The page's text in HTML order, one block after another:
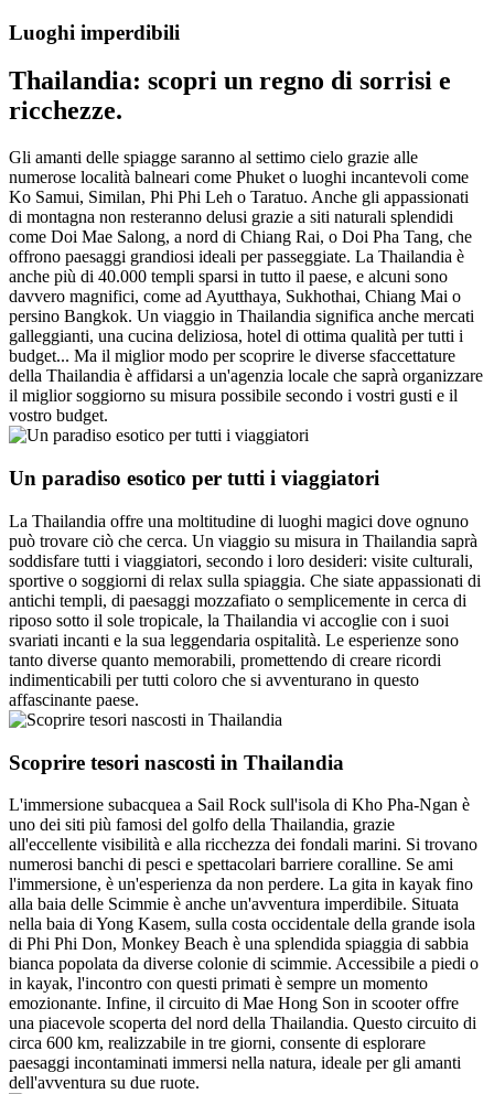
Luoghi imperdibili
Thailandia: scopri un regno di sorrisi e
ricchezze.
Gli amanti delle spiagge saranno al settimo cielo grazie alle
numerose località balneari come Phuket o luoghi incantevoli come
Ko Samui, Similan, Phi Phi Leh o Taratuo. Anche gli appassionati
di montagna non resteranno delusi grazie a siti naturali splendidi
come Doi Mae Salong, a nord di Chiang Rai, o Doi Pha Tang, che
offrono paesaggi grandiosi ideali per passeggiate. La Thailandia è
anche più di 40.000 templi sparsi in tutto il paese, e alcuni sono
davvero magnifici, come ad Ayutthaya, Sukhothai, Chiang Mai o
persino Bangkok. Un viaggio in Thailandia significa anche mercati
galleggianti, una cucina deliziosa, hotel di ottima qualità per tutti i
budget... Ma il miglior modo per scoprire le diverse sfaccettature
della Thailandia è affidarsi a un'agenzia locale che saprà organizzare
il miglior soggiorno su misura possibile secondo i vostri gusti e il
vostro budget.
Un paradiso esotico per tutti i viaggiatori
La Thailandia offre una moltitudine di luoghi magici dove ognuno
può trovare ciò che cerca. Un viaggio su misura in Thailandia saprà
soddisfare tutti i viaggiatori, secondo i loro desideri: visite culturali,
sportive o soggiorni di relax sulla spiaggia. Che siate appassionati di
antichi templi, di paesaggi mozzafiato o semplicemente in cerca di
riposo sotto il sole tropicale, la Thailandia vi accoglie con i suoi
svariati incanti e la sua leggendaria ospitalità. Le esperienze sono
tanto diverse quanto memorabili, promettendo di creare ricordi
indimenticabili per tutti coloro che si avventurano in questo
affascinante paese.
Scoprire tesori nascosti in Thailandia
L'immersione subacquea a Sail Rock sull'isola di Kho Pha-Ngan è
uno dei siti più famosi del golfo della Thailandia, grazie
all'eccellente visibilità e alla ricchezza dei fondali marini. Si trovano
numerosi banchi di pesci e spettacolari barriere coralline. Se ami
l'immersione, è un'esperienza da non perdere. La gita in kayak fino
alla baia delle Scimmie è anche un'avventura imperdibile. Situata
nella baia di Yong Kasem, sulla costa occidentale della grande isola
di Phi Phi Don, Monkey Beach è una splendida spiaggia di sabbia
bianca popolata da diverse colonie di scimmie. Accessibile a piedi o
in kayak, l'incontro con questi primati è sempre un momento
emozionante. Infine, il circuito di Mae Hong Son in scooter offre
una piacevole scoperta del nord della Thailandia. Questo circuito di
circa 600 km, realizzabile in tre giorni, consente di esplorare
paesaggi incontaminati immersi nella natura, ideale per gli amanti
dell'avventura su due ruote.